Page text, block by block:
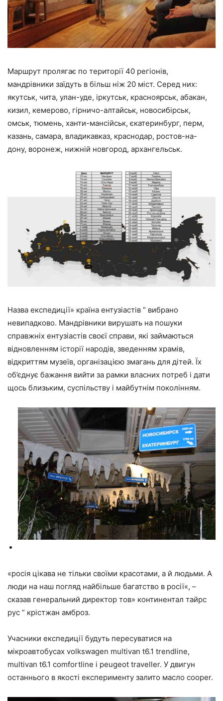
Маршрут пролягає по території 40 регіонів,
мандрівники заїдуть в більш ніж 20 міст. Серед них:
якутськ, чита, улан-уде, іркутськ, красноярськ, абакан,
кизил, кемерово, гірничо-алтайськ, новосибірськ,
омськ, тюмень, ханти-мансійськ, єкатеринбург, перм,
казань, самара, владикавказ, краснодар, ростов-на-
дону, воронеж, нижній новгород, архангельськ.
Назва експедиції» країна ентузіастів ” вибрано
невипадково. Мандрівники вирушать на пошуки
справжніх ентузіастів своєї справи, які займаються
відновленням історії народів, зведенням храмів,
відкриттям музеїв, організацією змагань для дітей. Їх
об’єднує бажання вийти за рамки власних потреб і дати
щось близьким, суспільству і майбутнім поколінням.
«росія цікава не тільки своїми красотами, а й людьми. А
люди на наш погляд найбільше багатство в росії«, –
сказав генеральний директор тов» континентал тайрс
рус ” крістжан амброз.
Учасники експедиції будуть пересуватися на
мікроавтобусах volkswagen multivan t6.1 trendline,
multivan t6.1 comfortline і peugeot traveller. У двигун
останнього в якості експерименту залито масло cooper.